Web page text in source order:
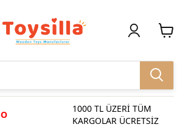
1000 TL ÜZERİ TÜM
KARGOLAR ÜCRETSİZ